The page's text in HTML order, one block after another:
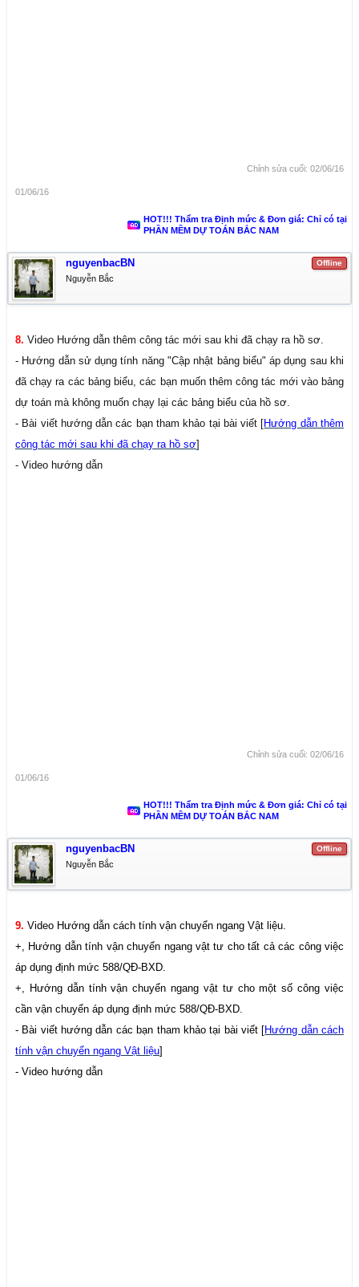
Chỉnh sửa cuối: 02/06/16
01/06/16
HOT!!! Thẩm tra Định mức & Đơn giá: Chỉ có tại
PHẦN MỀM DỰ TOÁN BẮC NAM
Offline
nguyenbacBN
Nguyễn Bắc
8. Video Hướng dẫn thêm công tác mới sau khi đã chạy ra hồ sơ.
- Hướng dẫn sử dụng tính năng "Cập nhật bảng biểu" áp dụng sau khi
đã chạy ra các bảng biểu, các bạn muốn thêm công tác mới vào bảng
dự toán mà không muốn chạy lại các bảng biểu của hồ sơ.
- Bài viết hướng dẫn các bạn tham khảo tại bài viết [Hướng dẫn thêm
công tác mới sau khi đã chạy ra hồ sơ]
- Video hướng dẫn
Chỉnh sửa cuối: 02/06/16
01/06/16
HOT!!! Thẩm tra Định mức & Đơn giá: Chỉ có tại
PHẦN MỀM DỰ TOÁN BẮC NAM
Offline
nguyenbacBN
Nguyễn Bắc
9. Video Hướng dẫn cách tính vận chuyển ngang Vật liệu.
+, Hướng dẫn tính vận chuyển ngang vật tư cho tất cả các công việc
áp dụng định mức 588/QĐ-BXD.
+, Hướng dẫn tính vận chuyển ngang vật tư cho một số công việc
cần vận chuyển áp dụng định mức 588/QĐ-BXD.
- Bài viết hướng dẫn các bạn tham khảo tại bài viết [Hướng dẫn cách
tính vận chuyển ngang Vật liệu]
- Video hướng dẫn